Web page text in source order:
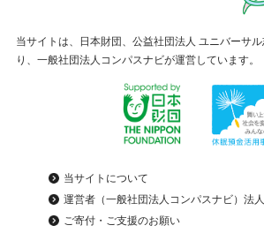
当サイトは、日本財団、公益社団法人 ユニバーサ
り、一般社団法人コンパスナビが運営しています。
当サイトについて
運営者（一般社団法人コンパスナビ）法
ご寄付・ご支援のお願い